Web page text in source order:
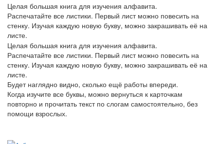
Целая большая книга для изучения алфавита.
Распечатайте все листики. Первый лист можно повесить на
стенку. Изучая каждую новую букву, можно закрашивать её на
листе.
Целая большая книга для изучения алфавита.
Распечатайте все листики. Первый лист можно повесить на
стенку. Изучая каждую новую букву, можно закрашивать её на
листе.
Будет наглядно видно, сколько ещё работы впереди.
Когда изучите все буквы, можно вернуться к карточкам
повторно и прочитать текст по слогам самостоятельно, без
помощи взрослых.